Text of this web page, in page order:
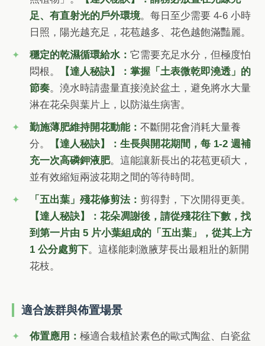
足、有直射光的戶外環境。每日至少需要 4-6 小時
日照，陽光越充足，花苞越多、花色越飽滿豔麗。
穩定的乾濕循環給水：它需要充足水分，但極度怕
悶根。
【達人秘訣】：掌握「土表微乾即澆透」的
節奏。澆水時請盡量直接澆於盆土，避免將水大量
淋在花朵與葉片上，以防滋生病害。
勤施薄肥維持開花動能：不斷開花會消耗大量養
分。
【達人秘訣】：生長與開花期間，每 1-2 週補
充一次高磷鉀液肥。這能讓新長出的花苞更碩大，
並有效縮短兩波花期之間的等待時間。
「五出葉」殘花修剪法： 剪得對，下次開得更美。
【達人秘訣】：花朵凋謝後，請從殘花往下數，找
到第一片由 5 片小葉組成的「五出葉」，從其上方
1 公分處剪下。這樣能刺激腋芽長出最粗壯的新開
花枝。
適合族群與佈置場景
佈置應用：極適合栽植於素色的歐式陶盆、白瓷盆